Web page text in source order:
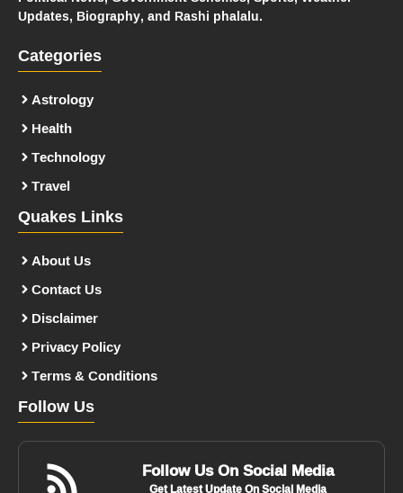
Updates, Biography, and Rashi phalalu.
Categories
Astrology
Health
Technology
Travel
Quakes Links
About Us
Contact Us
Disclaimer
Privacy Policy
Terms & Conditions
Follow Us
Follow Us On Social Media